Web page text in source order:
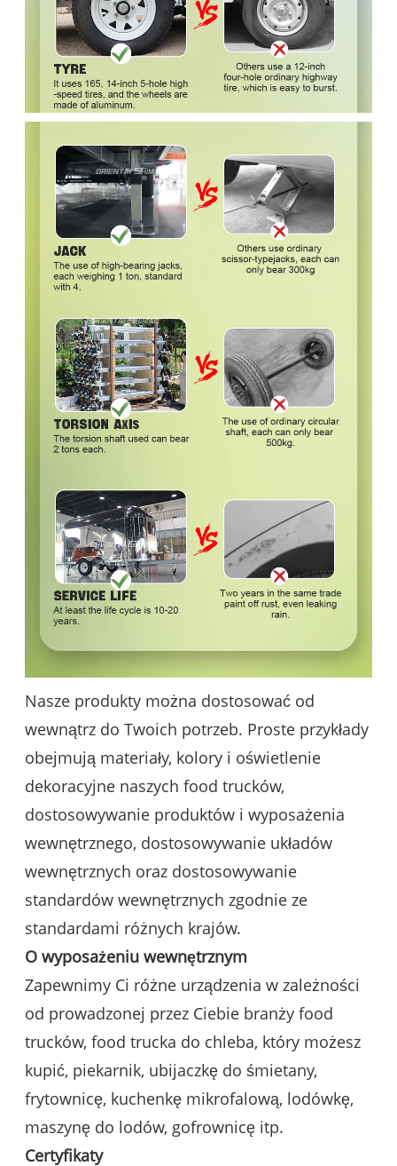
Nasze produkty można dostosować od
wewnątrz do Twoich potrzeb. Proste przykłady
obejmują materiały, kolory i oświetlenie
dekoracyjne naszych food trucków,
dostosowywanie produktów i wyposażenia
wewnętrznego, dostosowywanie układów
wewnętrznych oraz dostosowywanie
standardów wewnętrznych zgodnie ze
standardami różnych krajów.
O wyposażeniu wewnętrznym
Zapewnimy Ci różne urządzenia w zależności
od prowadzonej przez Ciebie branży food
trucków, food trucka do chleba, który możesz
kupić, piekarnik, ubijaczkę do śmietany,
frytownicę, kuchenkę mikrofalową, lodówkę,
maszynę do lodów, gofrownicę itp.
Certyfikaty